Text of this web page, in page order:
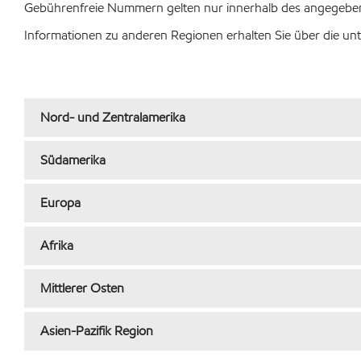
Gebührenfreie Nummern gelten nur innerhalb des
Informationen zu anderen Regionen erhalten Sie über die
Nord- und Zentralamerika
Südamerika
Europa
Afrika
Mittlerer Osten
Asien-Pazifik Region